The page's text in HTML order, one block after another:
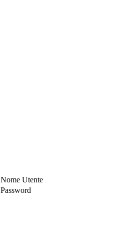
Nome Utente
Password